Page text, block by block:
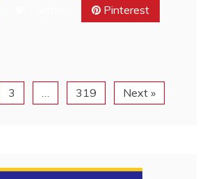
Pinterest
3 … 319 Next »